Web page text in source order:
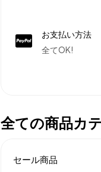
お支払い方法
全てOK!
全ての商品カ
セール商品